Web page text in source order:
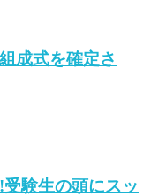
成式を確定さ
験生の頭にスッ